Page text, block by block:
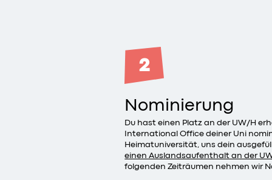
2
Nominierung
Du hast einen Platz an der UW/H
International Office deiner Uni
Heimatuniversität, uns dein
einen Auslandsaufenthalt an der
folgenden Zeiträumen nehmen wir